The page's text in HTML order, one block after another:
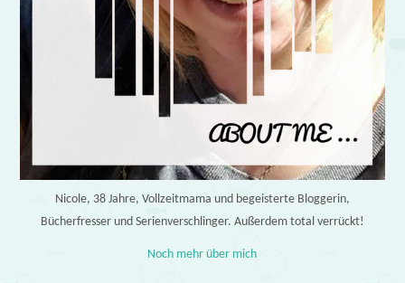
Nicole, 38 Jahre, Vollzeitmama und begeisterte Bloggerin,
Bücherfresser und Serienverschlinger. Außerdem total verrückt!
Noch mehr über mich